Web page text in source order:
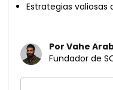
Estrategias valiosas
Por Vahe
Fundador de